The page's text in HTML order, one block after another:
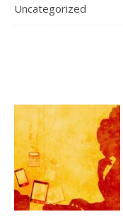
Uncategorized